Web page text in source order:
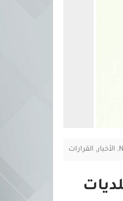
, الأخبار, القرارات
لانتخابات المجالس البلدية لعدد (8) بلديات